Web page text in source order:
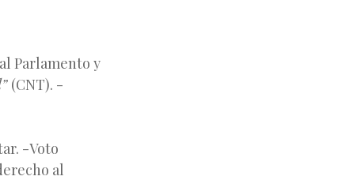
Parlamento y
(CNT). -
-Voto
al